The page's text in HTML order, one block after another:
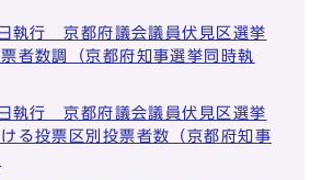
執行 京都府議会議員伏見区選挙
者数調（京都府知事選挙同時執
執行 京都府議会議員伏見区選挙
る投票区別投票者数（京都府知事